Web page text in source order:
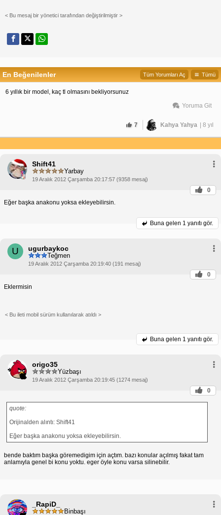
< Bu mesaj bir yönetici tarafından değiştirilmiştir >
En Beğenilenler Tümü
Tüm Yorumları Aç
6 yıllık bir model, kaç tl olmasını bekliyorsunuz
Yoruma Git
7 Kahya Yahya | 8 yıl
Shift41
Yarbay
19 Aralık 2012 Çarşamba 20:17:57 (9358 mesaj)
0
Eğer başka anakonu yoksa ekleyebilirsin.
Buna gelen 1 yanıtı gör.
U ugurbaykoc
Teğmen
19 Aralık 2012 Çarşamba 20:19:40 (191 mesaj)
0
Eklermisin
< Bu ileti mobil sürüm kullanılarak atıldı >
Buna gelen 1 yanıtı gör.
origo35
Yüzbaşı
19 Aralık 2012 Çarşamba 20:19:45 (1274 mesaj)
0
quote:
Orijinalden alıntı: Shift41
Eğer başka anakonu yoksa ekleyebilirsin.
bende baktım başka göremedigim için açtım. bazı konular açılmış fakat tam
anlamıyla genel bi konu yoktu. eger öyle konu varsa silinebilir.
_RapiD_
Binbaşı